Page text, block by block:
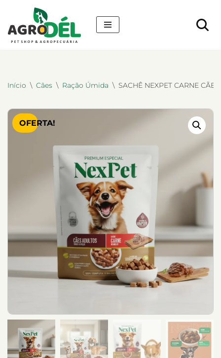
Pular
para
Início \ Cães \ Ração Úmida \ SACHÊ NEXPET CARNE
OFERTA!